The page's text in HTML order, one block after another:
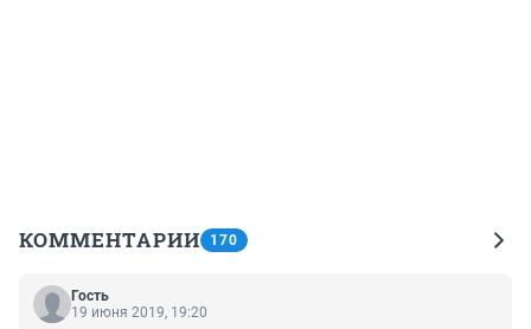
КОММЕНТАРИИ 170
Гость
19 июня 2019, 19:20